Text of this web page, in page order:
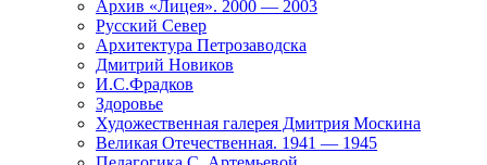
Архив «Лицея». 2000 — 2003
Русский Север
Архитектура Петрозаводска
Дмитрий Новиков
И.С.Фрадков
Здоровье
Художественная галерея Дмитрия Москина
Великая Отечественная. 1941 — 1945